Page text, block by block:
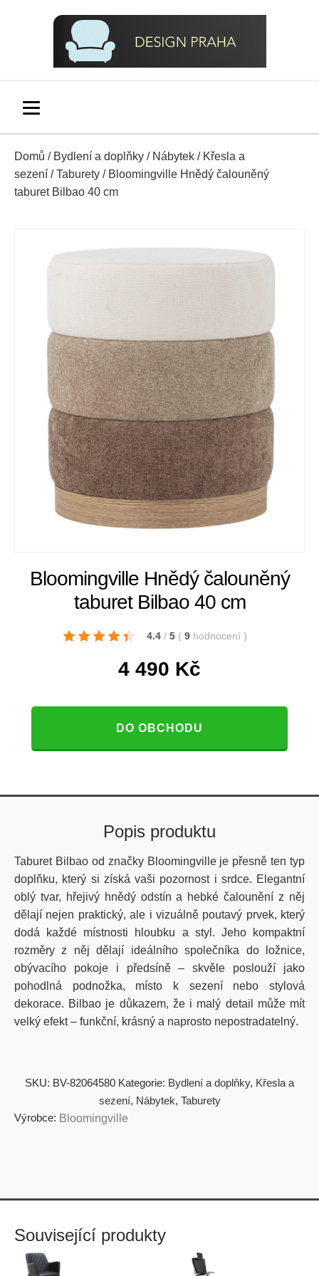
Domů / Bydlení a doplňky / Nábytek / Křesla a
sezení /Taburety / Bloomingville Hnědý čalouněný
taburet Bilbao 40 cm
Bloomingville Hnědý čalouněný
taburet Bilbao 40 cm
4.4 / 5 ( 9 hodnocení )
4 490 Kč
DO OBCHODU
Popis produktu
Taburet Bilbao od značky Bloomingville je přesně ten typ
doplňku, který si získá vaši pozornost i srdce. Elegantní
oblý tvar, hřejivý hnědý odstín a hebké čalounění z něj
dělají nejen praktický, ale i vizuálně poutavý prvek, který
dodá každé místnosti hloubku a styl. Jeho kompaktní
rozměry z něj dělají ideálního společníka do ložnice,
obývacího pokoje i předsíně – skvěle poslouží jako
pohodlná podnožka, místo k sezení nebo stylová
dekorace. Bilbao je důkazem, že i malý detail může mít
velký efekt – funkční, krásný a naprosto nepostradatelný.
SKU: BV-82064580 Kategorie: Bydlení a doplňky, Křesla a
sezení, Nábytek, Taburety
Výrobce: Bloomingville
Související produkty